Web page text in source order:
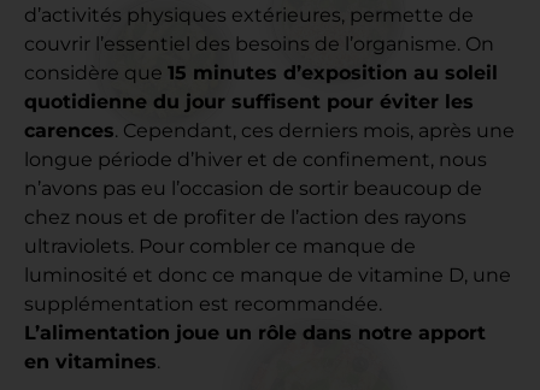
d’activités physiques extérieures, permette de
couvrir l’essentiel des besoins de l’organisme. On
considère que 15 minutes d’exposition au soleil
quotidienne du jour suffisent pour éviter les
carences. Cependant, ces derniers mois, après une
longue période d’hiver et de confinement, nous
n’avons pas eu l’occasion de sortir beaucoup de
chez nous et de profiter de l’action des rayons
ultraviolets. Pour combler ce manque de
luminosité et donc ce manque de vitamine D, une
supplémentation est recommandée.
L’alimentation joue un rôle dans notre apport
en vitamines.